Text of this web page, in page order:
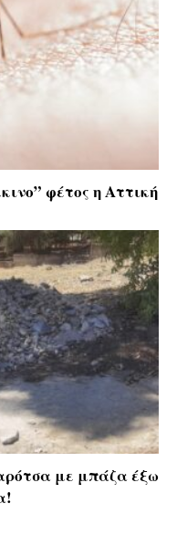
φέτος η Αττική
με μπάζα έξω